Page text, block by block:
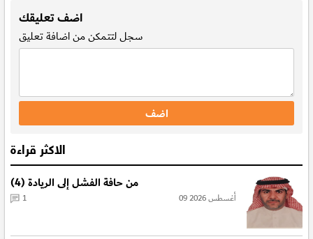
اضف تعليقك
سجللتتمكن من اضافة تعليق
الاكثر قراءة
من حافة الفشل إلى الريادة (4)
09 أغسطس 2026 1